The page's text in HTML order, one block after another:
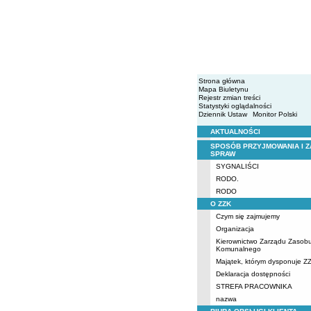
Strona główna
Mapa Biuletynu
Rejestr zmian treści
Statystyki oglądalności
Dziennik Ustaw
Monitor Polski
Menu
AKTUALNOŚCI
SPOSÓB PRZYJMOWANIA I
SPRAW
SYGNALIŚCI
RODO.
RODO
O ZZK
Czym się zajmujemy
Organizacja
Kierownictwo Zarządu Zasobu
Komunalnego
Majątek, którym dysponuje
Deklaracja dostępności
STREFA PRACOWNIKA
nazwa